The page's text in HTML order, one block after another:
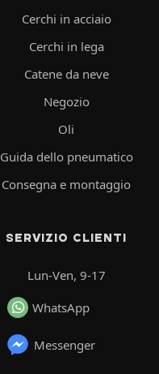
Cerchi in acciaio
Cerchi in lega
Catene da neve
Negozio
Oli
Guida dello pneumatico
Consegna e montaggio
SERVIZIO CLIENTI
Lun-Ven, 9-17
WhatsApp
Messenger